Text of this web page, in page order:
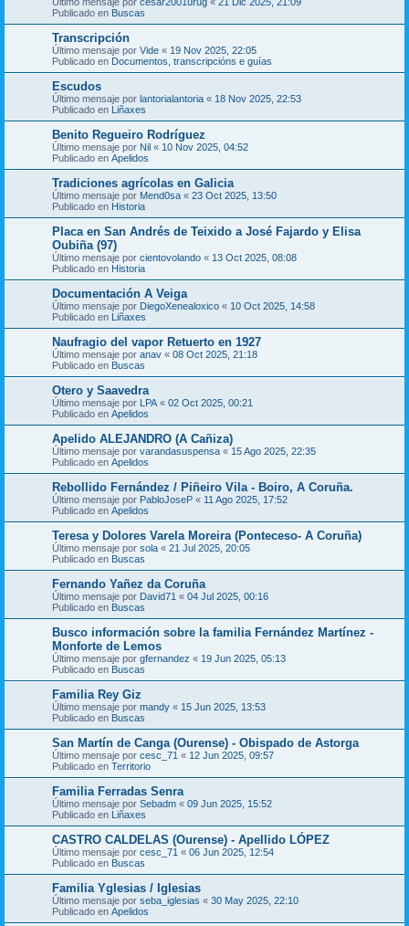
Publicado en Buscas
Transcripción
Último mensaje por Vide « 19 Nov 2025, 22:05
Publicado en Documentos, transcripcións e guías
Escudos
Último mensaje por lantorialantoria « 18 Nov 2025, 22:53
Publicado en Liñaxes
Benito Regueiro Rodríguez
Último mensaje por Nil « 10 Nov 2025, 04:52
Publicado en Apelidos
Tradiciones agrícolas en Galicia
Último mensaje por Mend0sa « 23 Oct 2025, 13:50
Publicado en Historia
Placa en San Andrés de Teixido a José Fajardo y Elisa
Oubiña (97)
Último mensaje por cientovolando « 13 Oct 2025, 08:08
Publicado en Historia
Documentación A Veiga
Último mensaje por DiegoXenealoxico « 10 Oct 2025, 14:58
Publicado en Liñaxes
Naufragio del vapor Retuerto en 1927
Último mensaje por anav « 08 Oct 2025, 21:18
Publicado en Buscas
Otero y Saavedra
Último mensaje por LPA « 02 Oct 2025, 00:21
Publicado en Apelidos
Apelido ALEJANDRO (A Cañiza)
Último mensaje por varandasuspensa « 15 Ago 2025, 22:35
Publicado en Apelidos
Rebollido Fernández / Piñeiro Vila - Boiro, A Coruña.
Último mensaje por PabloJoseP « 11 Ago 2025, 17:52
Publicado en Apelidos
Teresa y Dolores Varela Moreira (Ponteceso- A Coruña)
Último mensaje por sola « 21 Jul 2025, 20:05
Publicado en Buscas
Fernando Yañez da Coruña
Último mensaje por David71 « 04 Jul 2025, 00:16
Publicado en Buscas
Busco información sobre la familia Fernández Martínez -
Monforte de Lemos
Último mensaje por gfernandez « 19 Jun 2025, 05:13
Publicado en Buscas
Familia Rey Giz
Último mensaje por mandy « 15 Jun 2025, 13:53
Publicado en Buscas
San Martín de Canga (Ourense) - Obispado de Astorga
Último mensaje por cesc_71 « 12 Jun 2025, 09:57
Publicado en Territorio
Familia Ferradas Senra
Último mensaje por Sebadm « 09 Jun 2025, 15:52
Publicado en Liñaxes
CASTRO CALDELAS (Ourense) - Apellido LÓPEZ
Último mensaje por cesc_71 « 06 Jun 2025, 12:54
Publicado en Buscas
Familia Yglesias / Iglesias
Último mensaje por seba_iglesias « 30 May 2025, 22:10
Publicado en Apelidos